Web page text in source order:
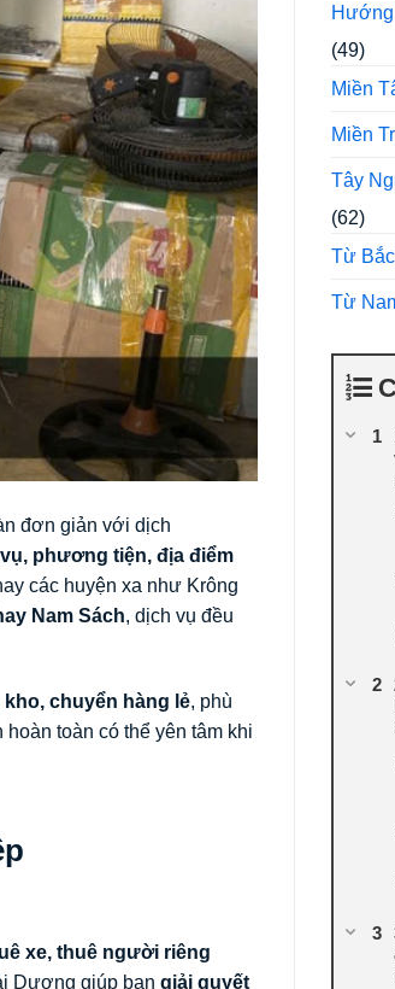
đơn giản với dịch
phương tiện, địa điểm
các huyện xa như Krông
Nam Sách, dịch vụ đều
chuyển hàng lẻ, phù
toàn có thể yên tâm khi
xe, thuê người riêng
Dương giúp bạn giải quyết
(49)
Miền
Miền
Tây
(62)
Từ
Từ